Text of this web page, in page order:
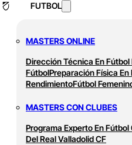
FUTBOL
MASTERS ONLINE
Dirección Técnica En Fútbol
FútbolPreparación Física En
RendimientoFútbol
MASTERS CON CLUBES
Programa Experto En Fútbol
Del Real Valladolid CF